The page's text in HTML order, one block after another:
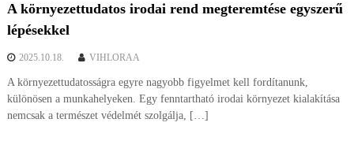
A környezettudatos irodai rend megteremtése egyszerű
lépésekkel
2025.10.18. VIHLORAA
A környezettudatosságra egyre nagyobb figyelmet kell fordítanunk,
különösen a munkahelyeken. Egy fenntartható irodai környezet kialakítása
nemcsak a természet védelmét szolgálja, […]